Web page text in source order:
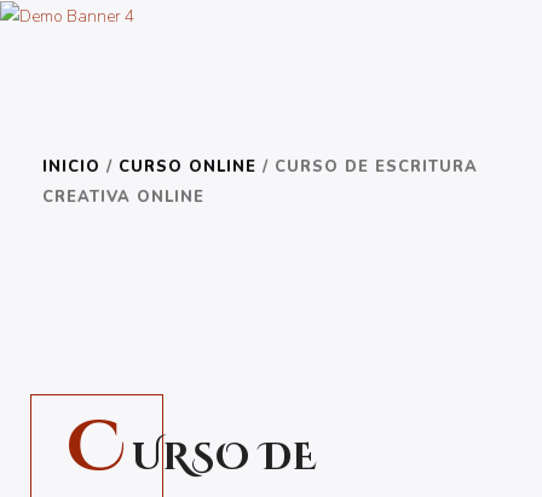
INICIO / CURSO ONLINE / CURSO DE ESCRITURA
CREATIVA ONLINE
C URSO DE